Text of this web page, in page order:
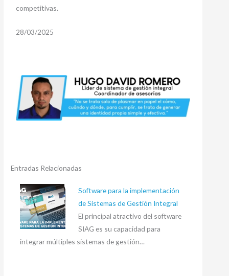
competitivas.
28/03/2025
Entradas Relacionadas
Software para la implementación
de Sistemas de Gestión Integral
El principal atractivo del software
SIAG es su capacidad para
integrar múltiples sistemas de gestión…